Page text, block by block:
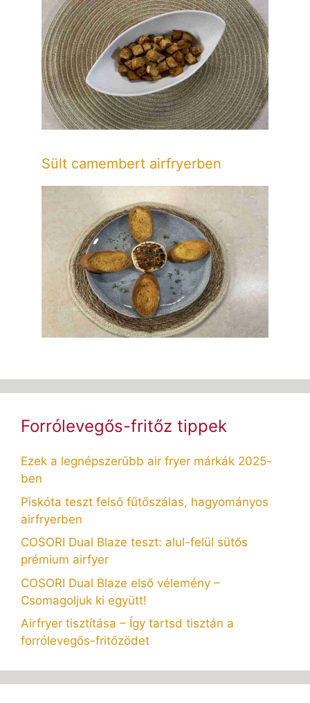
Sült camembert airfryerben
Forrólevegős-fritőz tippek
Ezek a legnépszerűbb air fryer márkák 2025-
ben
Piskóta teszt felső fűtőszálas, hagyományos
airfryerben
COSORI Dual Blaze teszt: alul-felül sütős
prémium airfyer
COSORI Dual Blaze első vélemény –
Csomagoljuk ki együtt!
Airfryer tisztítása – Így tartsd tisztán a
forrólevegős-fritőzödet